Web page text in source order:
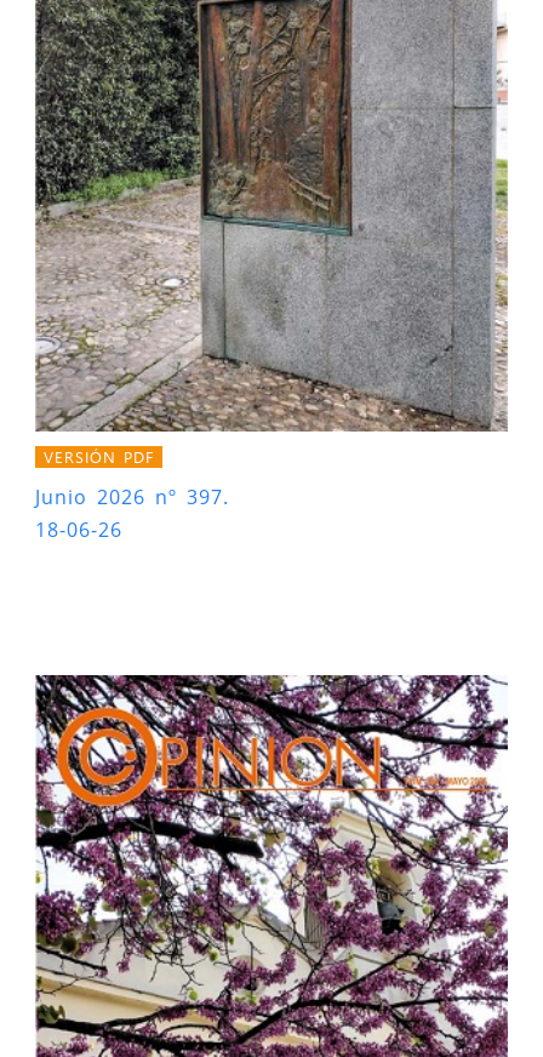
VERSIÓN PDF
Junio 2026 nº 397.
18-06-26